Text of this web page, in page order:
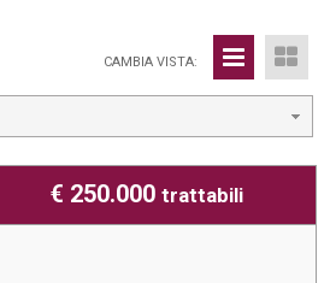
CAMBIA VISTA:
€ 250.000trattabili